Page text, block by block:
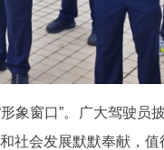
象窗口”。广大驾驶
社会发展默默奉献，值